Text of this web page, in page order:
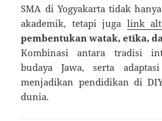
SMA di Yogyakarta tidak
akademik, tetapi juga link
pembentukan watak, etika,
Kombinasi antara tradisi
budaya Jawa, serta
menjadikan pendidikan di
dunia.